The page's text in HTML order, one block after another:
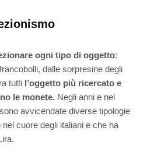
ogni tipo di oggetto:
dalle sorpresine degli
tutti l’oggetto più ricercato e
le monete. Negli anni e nel
avvicendate diverse tipologie
cuore degli italiani e che ha